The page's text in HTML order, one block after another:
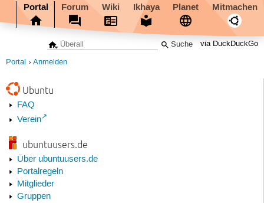
Portal Forum Wiki Ikhaya Planet Mitmachen
via DuckDuckGo
Portal Anmelden
Ubuntu
FAQ
Verein
ubuntuusers.de
Über ubuntuusers.de
Portalregeln
Mitglieder
Gruppen